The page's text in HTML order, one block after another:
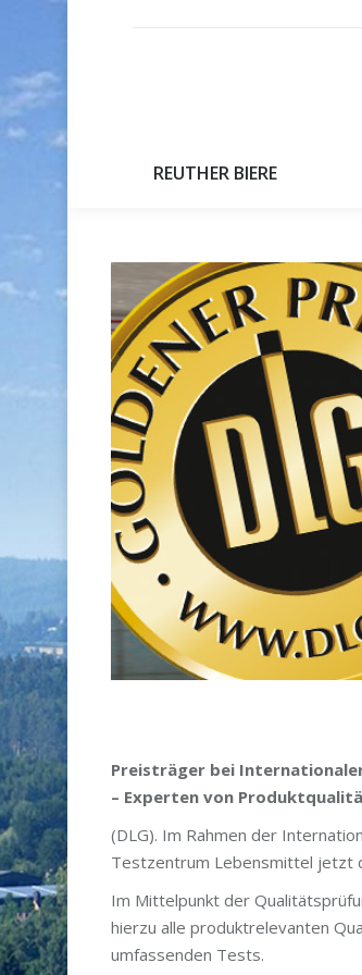
REUTHER BIERE
Preisträger bei
– Experten von
(DLG). Im Rahmen der
Testzentrum Lebensmittel jetzt
Im Mittelpunkt der
hierzu alle produktrelevanten
umfassenden Tests.